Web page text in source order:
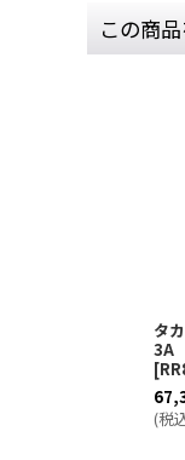
この商
タ
3A
[
(税